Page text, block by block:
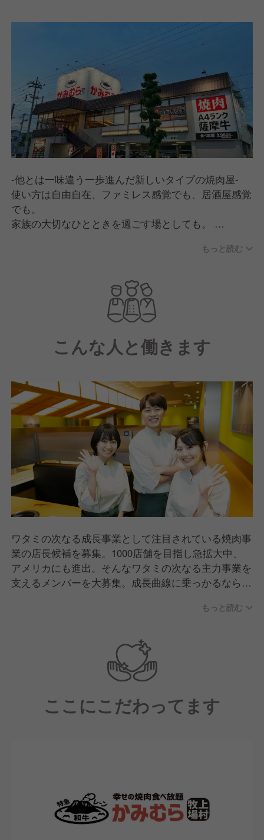
-他とは一味違う一歩進んだ新しいタイプの焼肉屋-
使い方は自由自在、ファミレス感覚でも、居酒屋感覚
でも。
家族の大切なひとときを過ごす場としても。
して、「食の豊かさ、食べることの喜び」を感じて頂
くこと。お肉は特急レーンでお席までお届け、お料理
はタッチパネルで注文できます。
もっと読む
こんな人と働きます
ワタミの次なる成長事業として注目されている焼肉事
業の店長候補を募集。1000店舗を目指し急拡大中、
アメリカにも進出。そんなワタミの次なる主力事業を
支えるメンバーを大募集。成長曲線に乗っかるなら今
ークがよく、フロア・厨房スタッフ共に明るく元気な
スタッフで毎日笑顔あふれる雰囲気です。
もっと読む
ここにこだわってます